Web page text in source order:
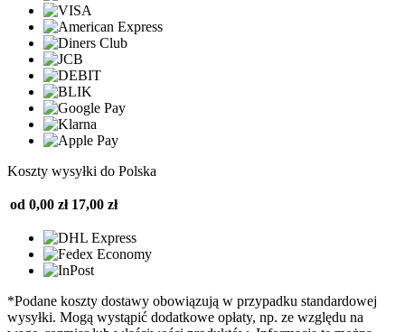
Koszty wysyłki do Polska
od 0,00 zł 17,00 zł
*Podane koszty dostawy obowiązują w przypadku standardowej
wysyłki. Mogą wystąpić dodatkowe opłaty, np. ze względu na